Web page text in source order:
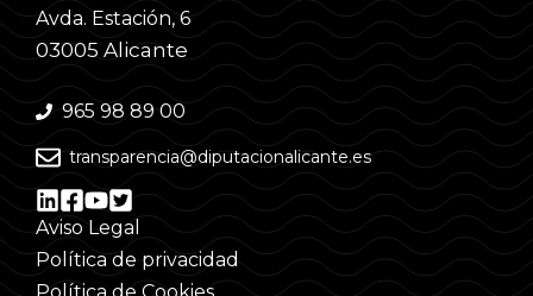
Avda. Estación, 6
03005 Alicante
965 98 89 00
transparencia@diputacionalicante.es
Aviso Legal
Política de privacidad
Política de Cookies